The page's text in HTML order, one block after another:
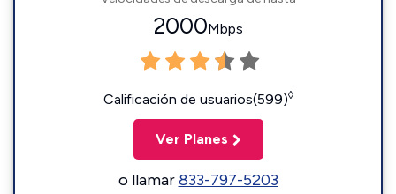
2000Mbps
Calificación de usuarios(599)◊
Ver Planes
o llamar833-797-5203